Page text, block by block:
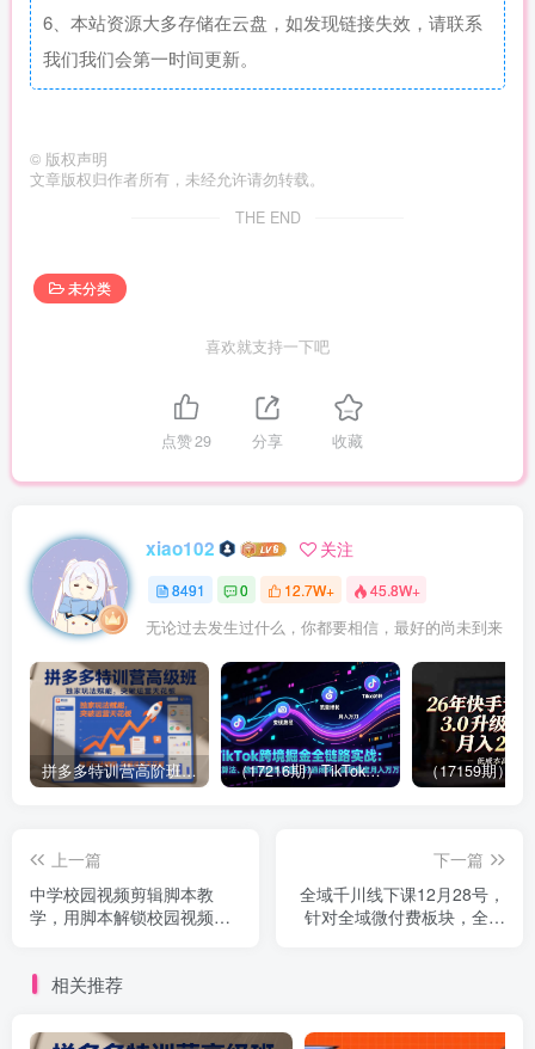
6、本站资源大多存储在云盘，如发现链接失效，请联系
我们我们会第一时间更新。
© 版权声明
文章版权归作者所有，未经允许请勿转载。
THE END
未分类
喜欢就支持一下吧
点赞29 分享 收藏
xiao102 关注
8491 0 12.7W+ 45.8W+
无论过去发生过什么，你都要相信，最好的尚未到来
拼多多特训营高阶班，独家玩法赋能，突破运营天花板（更新26年1月） （17216期）TikTok跨境掘金全链路实战：从算法、选品到团队管理，打通闭环，实现稳定月入万刀
上一篇
中学校园视频剪辑脚本教
学，用脚本解锁校园视频的
下一篇
全域千川线下课12月28号，
针对全域微付费板块，全域
相关推荐